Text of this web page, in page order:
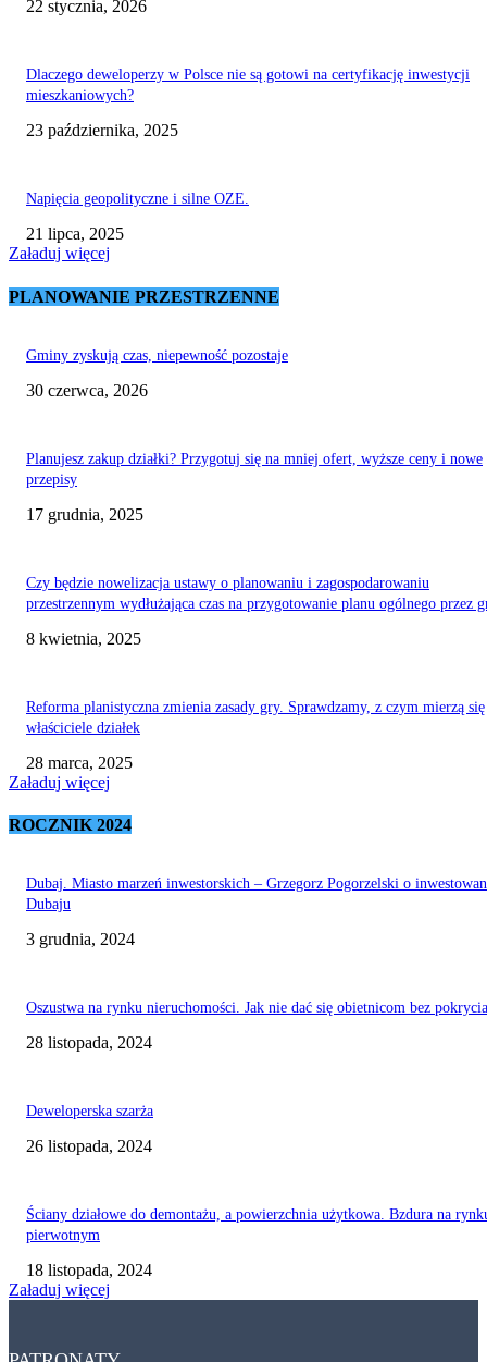
22 stycznia, 2026
Dlaczego deweloperzy w Polsce nie są gotowi na certyfikację inwestycji
mieszkaniowych?
23 października, 2025
Napięcia geopolityczne i silne OZE.
21 lipca, 2025
Załaduj więcej
PLANOWANIE PRZESTRZENNE
Gminy zyskują czas, niepewność pozostaje
30 czerwca, 2026
Planujesz zakup działki? Przygotuj się na mniej ofert, wyższe ceny i nowe
przepisy
17 grudnia, 2025
Czy będzie nowelizacja ustawy o planowaniu i zagospodarowaniu
przestrzennym wydłużająca czas na przygotowanie planu ogólnego przez
8 kwietnia, 2025
Reforma planistyczna zmienia zasady gry. Sprawdzamy, z czym mierzą się
właściciele działek
28 marca, 2025
Załaduj więcej
ROCZNIK 2024
Dubaj. Miasto marzeń inwestorskich – Grzegorz Pogorzelski o
Dubaju
3 grudnia, 2024
Oszustwa na rynku nieruchomości. Jak nie dać się obietnicom bez
28 listopada, 2024
Deweloperska szarża
26 listopada, 2024
Ściany działowe do demontażu, a powierzchnia użytkowa. Bzdura na
pierwotnym
18 listopada, 2024
Załaduj więcej